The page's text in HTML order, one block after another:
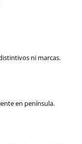
ni marcas.
en península.